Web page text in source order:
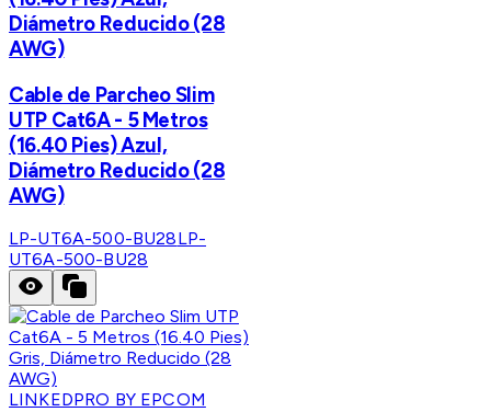
Diámetro Reducido (28
AWG)
Cable de Parcheo Slim
UTP Cat6A - 5 Metros
(16.40 Pies) Azul,
Diámetro Reducido (28
AWG)
LP-UT6A-500-BU28LP-
UT6A-500-BU28
LINKEDPRO BY EPCOM